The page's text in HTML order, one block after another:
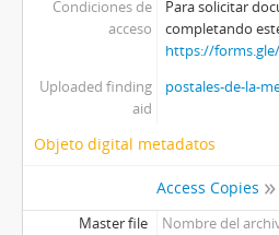
Condiciones de
acceso
Para solicitar
completando
https://
Uploaded finding
aid
postales-de-la-
Objeto digital metadatos
Access Copies
Master file
Nombre del